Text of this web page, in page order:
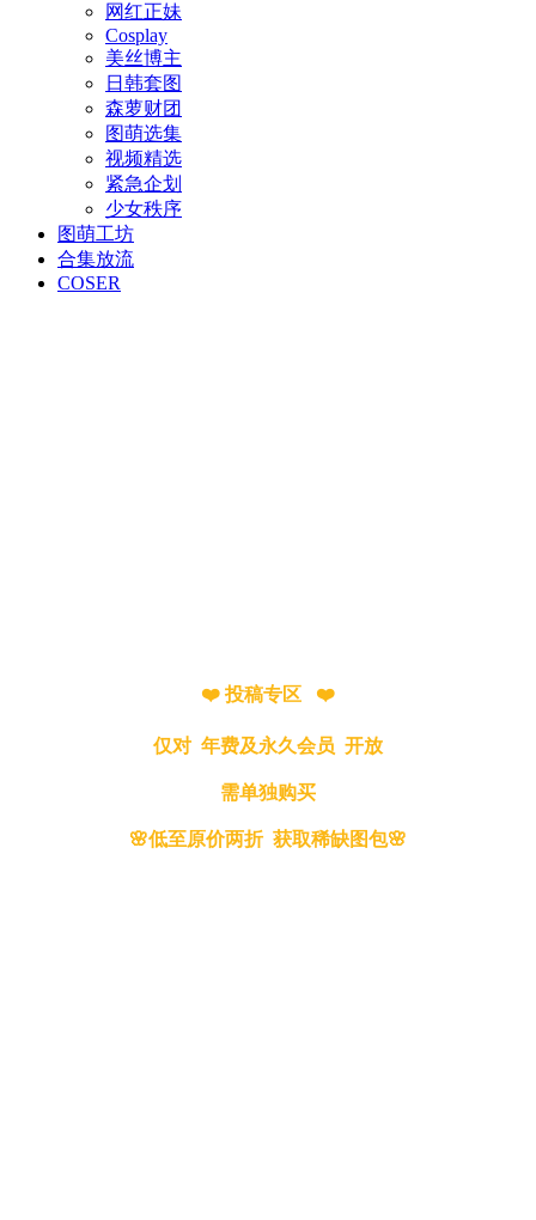
网红正妹
Cosplay
美丝博主
日韩套图
森萝财团
图萌选集
视频精选
紧急企划
少女秩序
图萌工坊
合集放流
COSER
❤️ 投稿专区 ❤️
仅对 年费及永久会员 开放
需单独购买
🌸低至原价两折 获取稀缺图包🌸